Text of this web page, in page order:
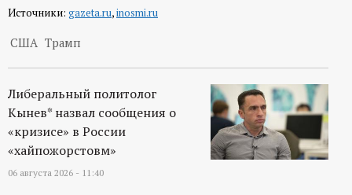
л
Источники: gazeta.ru,inosmi.ru
США Трамп
Либеральный политолог
Кынев* назвал сообщения о
«кризисе» в России
«хайпожорстовм»
06 августа 2026 - 11:40